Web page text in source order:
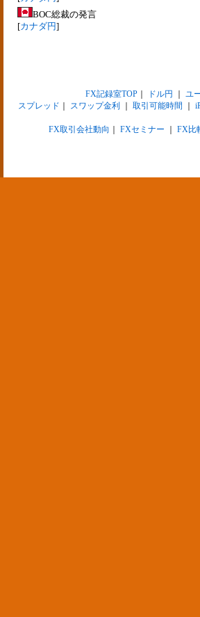
BOC総裁の発言
[カナダ円]
FX記録室TOP｜ ドル円 ユ
スプレッド
スワップ金利 取引可能時間
FX取引会社動向 FXセミナー FX比